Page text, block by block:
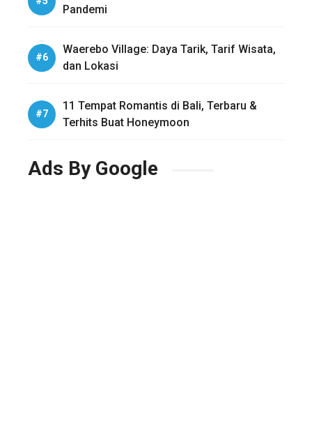
Pandemi
Waerebo Village: Daya Tarik, Tarif Wisata,
dan Lokasi
11 Tempat Romantis di Bali, Terbaru &
Terhits Buat Honeymoon
Ads By Google